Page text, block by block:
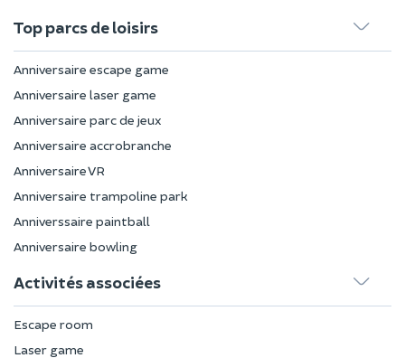
Top parcs de loisirs
Anniversaire escape game
Anniversaire laser game
Anniversaire parc de jeux
Anniversaire accrobranche
Anniversaire VR
Anniversaire trampoline park
Anniverssaire paintball
Anniversaire bowling
Activités associées
Escape room
Laser game